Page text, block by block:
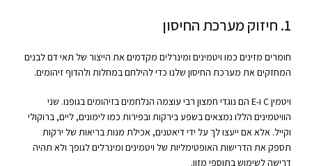
1. חיזוק מערכת החיסון
חומרים מזינים כמו ויטמינים ומינרלים מקדמים את הייצור של תאי דם לבנים
המחזקים את מערכת החיסון שלנו כדי להילחם במחלות ולהדוף זיהומים.
ויטמין C ו-E הם נוגדי חמצון רבי עוצמה הנלחמים בזיהומים בגופנו. שני
הוויטמינים הללו נמצאים בשפע בירקות ובפירות כמו לימונים, ליים, ברוקולי
וקייל. אלא אם ייעצו לך על ידי דיאטנים, אכילת מנות בריאות של ירקות
תספק את הדרישות האופטימליות של ויטמינים ומינרלים לגופך ולא תהיה
דרישה לשימוש בתוספי מזון.